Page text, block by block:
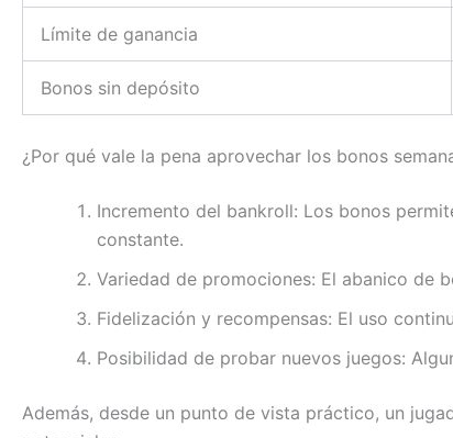
Límite de ganancia
Bonos sin depósito
¿Por qué vale la pena aprovechar los bonos
Incremento del bankroll: Los bonos
constante.
Variedad de promociones: El abanico de
Fidelización y recompensas: El uso
Posibilidad de probar nuevos juegos:
Además, desde un punto de vista práctico, un